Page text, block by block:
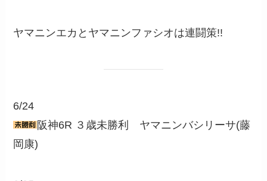
ヤマニンエカとヤマニンファシオは連闘策!!
6/24
阪神6R ３歳未勝利 ヤマニンバシリーサ(藤
岡康)